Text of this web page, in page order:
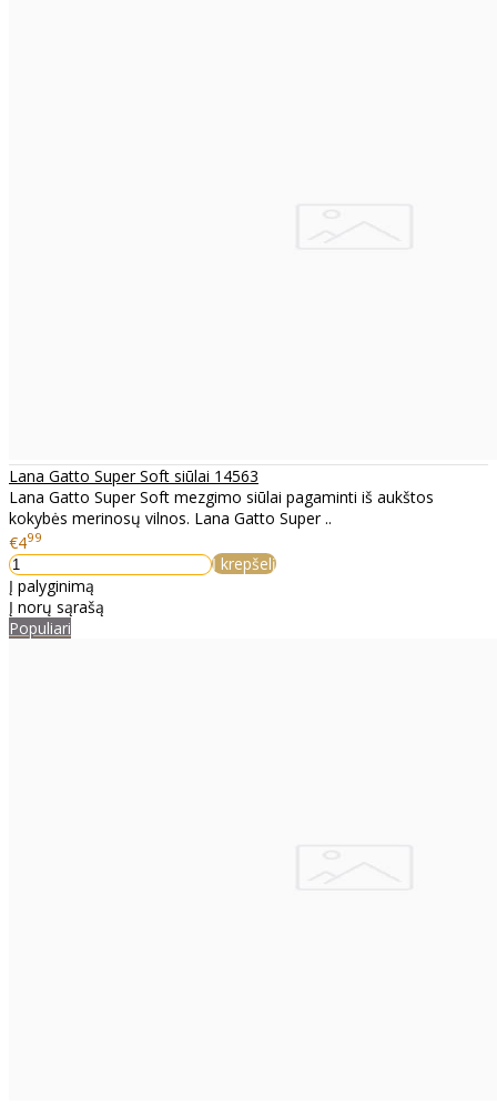
Lana Gatto Super Soft siūlai 14563
Lana Gatto Super Soft mezgimo siūlai pagaminti iš aukštos
kokybės merinosų vilnos. Lana Gatto Super ..
€499
Į krepšelį
Į palyginimą
Į norų sąrašą
Populiari